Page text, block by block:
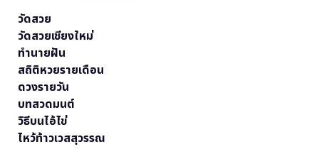
วัดสวย
วัดสวยเชียงใหม่
ทำนายฝัน
สถิติหวยรายเดือน
ดวงรายวัน
บทสวดมนต์
วิธีบนไอ้ไข่
ไหว้ท้าวเวสสุวรรณ